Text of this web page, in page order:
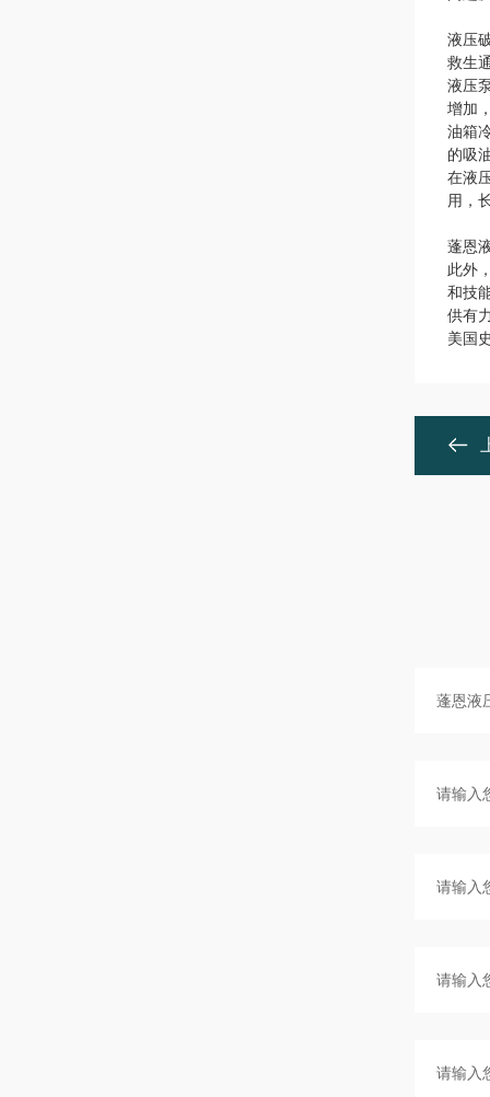
液压
救生
液压
增加
油箱
的吸
在液
用，
蓬恩
此外
和技
供有
美国